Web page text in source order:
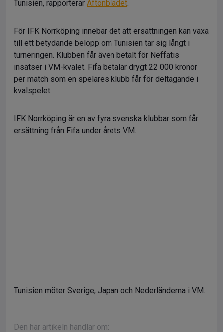
Tunisien, rapporterar Aftonbladet.
För IFK Norrköping innebär det att ersättningen kan växa
till ett betydande belopp om Tunisien tar sig långt i
turneringen. Klubben får även betalt för Neffatis
insatser i VM-kvalet. Fifa betalar drygt 22 000 kronor
per match som en spelares klubb får för deltagande i
kvalspelet.
IFK Norrköping är en av fyra svenska klubbar som får
ersättning från Fifa under årets VM.
Tunisien möter Sverige, Japan och Nederländerna i VM.
Den här artikeln handlar om: